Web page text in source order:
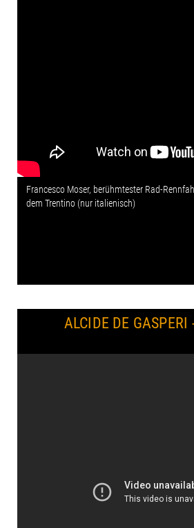
Francesco Moser, berühmtester Rad-
dem Trentino (nur italienisch)
ALCIDE DE GASPERI